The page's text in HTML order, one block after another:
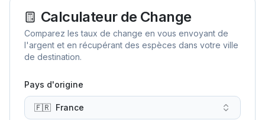
Calculateur de Change
Comparez les taux de change en vous envoyant de
l'argent et en récupérant des espèces dans votre ville
de destination.
Pays d'origine
🇫🇷 France